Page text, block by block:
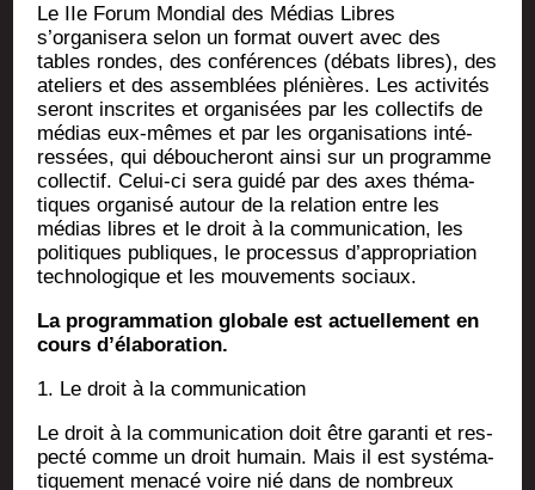
Le IIe Forum Mon­dial des Médias Libres
s’organisera selon un for­mat ouvert avec des
tables rondes, des confé­rences (débats libres), des
ate­liers et des assem­blées plé­nières. Les acti­vi­tés
seront ins­crites et orga­ni­sées par les col­lec­tifs de
médias eux-mêmes et par les orga­ni­sa­tions inté­
res­sées, qui débou­che­ront ain­si sur un pro­gramme
col­lec­tif. Celui-ci sera gui­dé par des axes thé­ma­
tiques orga­ni­sé autour de la rela­tion entre les
médias libres et le droit à la com­mu­ni­ca­tion, les
poli­tiques publiques, le pro­ces­sus d’appropriation
tech­no­lo­gique et les mou­ve­ments sociaux.
La pro­gram­ma­tion glo­bale est actuel­le­ment en
cours d’élaboration.
1. Le droit à la communication
Le droit à la com­mu­ni­ca­tion doit être garan­ti et res­
pec­té comme un droit humain. Mais il est sys­té­ma­
ti­que­ment mena­cé voire nié dans de nom­breux